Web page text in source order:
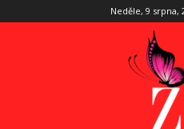
Neděle, 9 srpna,